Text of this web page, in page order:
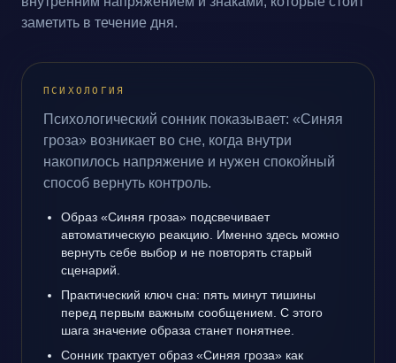
заметить в течение дня.
ПСИХОЛОГИЯ
Психологический сонник показывает: «Синяя
гроза» возникает во сне, когда внутри
накопилось напряжение и нужен спокойный
способ вернуть контроль.
Образ «Синяя гроза» подсвечивает
автоматическую реакцию. Именно здесь можно
вернуть себе выбор и не повторять старый
сценарий.
Практический ключ сна: пять минут тишины
перед первым важным сообщением. С этого
шага значение образа станет понятнее.
Сонник трактует образ «Синяя гроза» как